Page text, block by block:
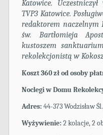
Katowice.
TVP3 Katowice.
redaktorem naczelnym
św. Bartłomieja
kustoszem
rekolekcjonistą w
Koszt 360 zł od osoby
Noclegi w Domu
Adres: 44-373 Wodzisław
Wyżywienie: 2 kolacje, 2